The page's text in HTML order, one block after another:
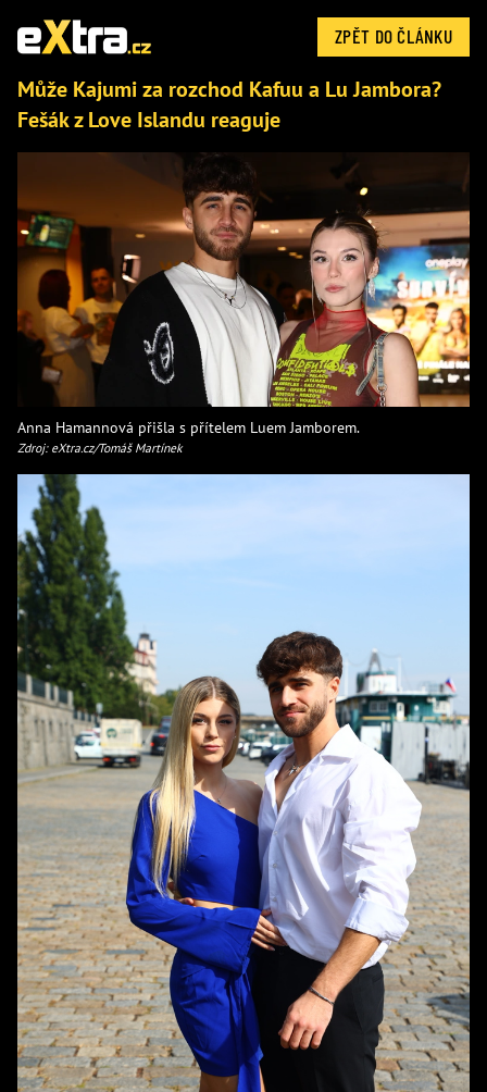
ZPĚT DO ČLÁNKU
Může Kajumi za rozchod Kafuu a Lu Jambora?
Fešák z Love Islandu reaguje
Anna Hamannová přišla s přítelem Luem Jamborem.
Zdroj: eXtra.cz/Tomáš Martínek